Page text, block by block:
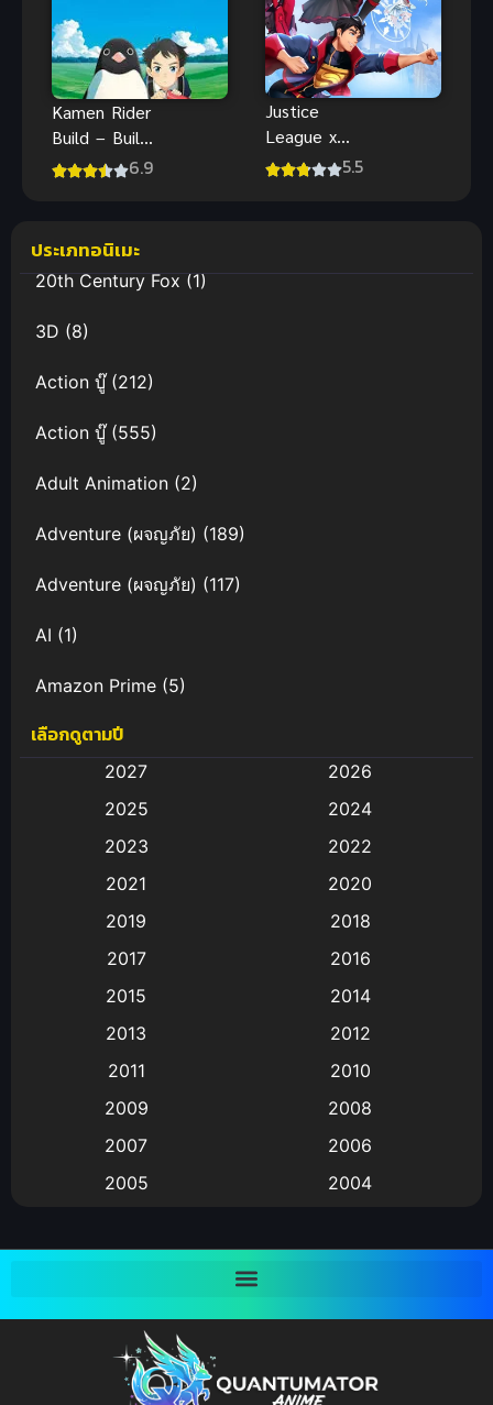
Kamen Rider
Build – Build
New World6.9
Justice
League x
RWBY 1 ซับ5.5
ประเภทอนิเมะ
20th Century Fox(1)
3D (8)
Action บู๊(212)
Action บู๊(555)
Adult Animation (2)
Adventure (ผจญภัย) (189)
Adventure (ผจญภัย) (117)
AI (1)
Amazon Prime (5)
Anal (ประตูหลัง)
Animation การ์ตูน
Animation อนิเมะ
Animation แอนิเมชัน
(9)
Big tits (นมใหญ่)
Bitch (ผู้หญิงร่าน)
Bondage (ทาส)(1)
(1)
เลือกดูตามปี
2027
2026
2025
2024
2023
2022
2021
2020
2019
2018
2017
2016
2015
2014
2013
2012
2011
2010
2009
2008
2007
2006
2005
2004
2001
2000
1997
1993